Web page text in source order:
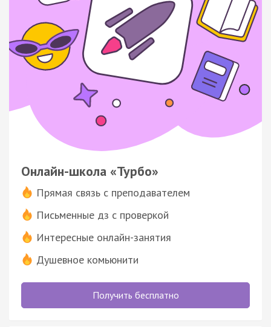
Онлайн-школа «Турбо»
Прямая связь с преподавателем
Письменные дз с проверкой
Интересные онлайн-занятия
Душевное комьюнити
Получить бесплатно